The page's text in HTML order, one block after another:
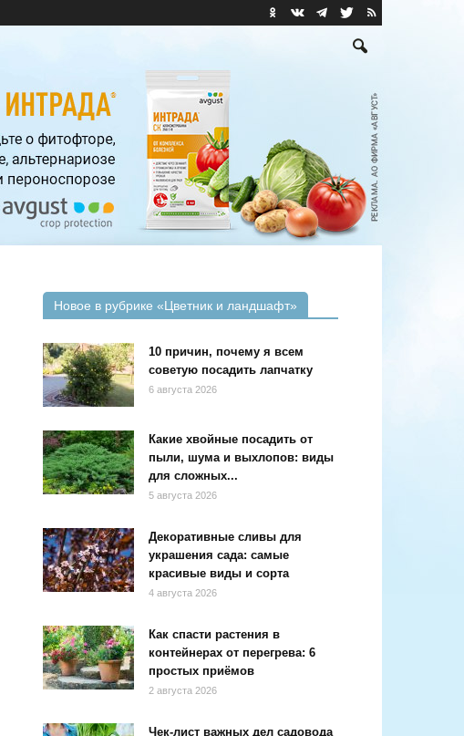
Новое в рубрике «Цветник и ландшафт»
10 причин, почему я всем
советую посадить лапчатку
6 августа 2026
Какие хвойные посадить от
пыли, шума и выхлопов: виды
для сложных...
5 августа 2026
Декоративные сливы для
украшения сада: самые
красивые виды и сорта
4 августа 2026
Как спасти растения в
контейнерах от перегрева: 6
простых приёмов
2 августа 2026
Чек-лист важных дел садовода